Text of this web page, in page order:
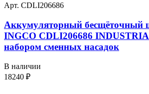
Арт. CDLI206686
Аккумуляторный бесщёточный
INGCO CDLI206686
набором сменных насадок
В наличии
18240 ₽